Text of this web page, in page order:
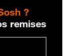
?
remises